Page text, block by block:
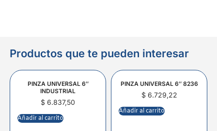
Productos que te pueden interesar
PINZA UNIVERSAL 6″
INDUSTRIAL
$ 6.837,50
Añadir al carrito
PINZA UNIVERSAL 6″ 8236
$6.729,22
Añadir al carrito